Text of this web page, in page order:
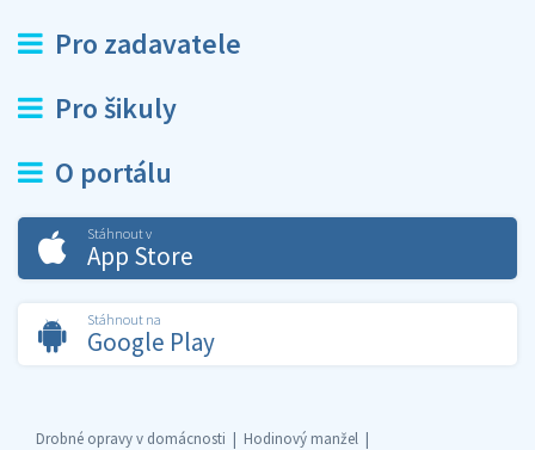
Pro zadavatele
Pro šikuly
O portálu
Stáhnout v
App Store
Stáhnout na
Google Play
Drobné opravy v domácnosti
Hodinový manžel